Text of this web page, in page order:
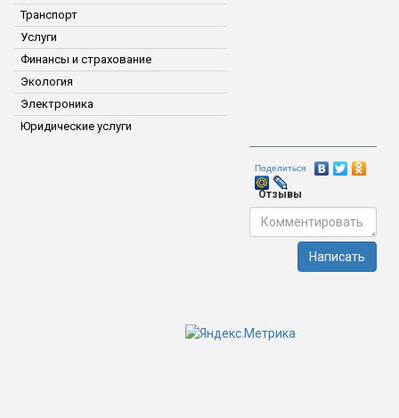
Транспорт
Услуги
Финансы и страхование
Экология
Электроника
Юридические услуги
Поделиться
Отзывы
Написать